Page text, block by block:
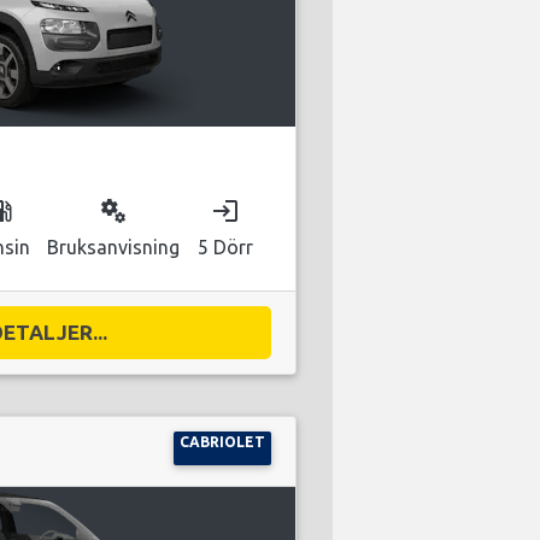
miscellaneous_services
Bruksanvisning
login
5 Dörr
CABRIOLET